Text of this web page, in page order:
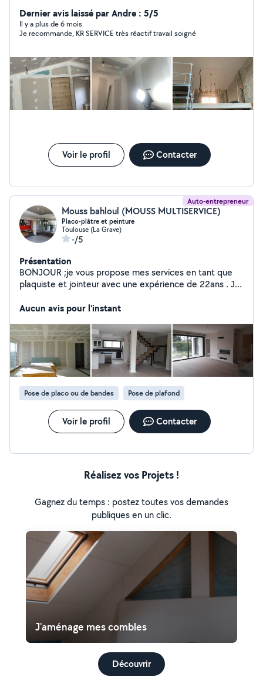
société d entretien et rénovation des maisons et des
appartements. n hésitez pas à me contacter à votre
service Vous pouvez me contacter O661629516
Dernier avis laissé par Andre : 5/5
Il y a plus de 6 mois
Je recommande, KR SERVICE très réactif travail soigné
Voir le profil Contacter
Auto-entrepreneur
Mouss bahloul (MOUSS MULTISERVICE)
Placo-plâtre et peinture
Toulouse (La Grave)
-/5
Présentation
BONJOUR ;je vous propose mes services en tant que
plaquiste et jointeur avec une expérience de 22ans . Je
- doublage des murs - tout type d'isolation phonique &
plafond -enduit joint sur plaque de platre -création niche
déco et moderne - pose de menuiserie intérieur &
extérieur( bloc porte , galandage,porte,fenetre,porte
de garage ) etc . Travail sérieux et soignée Pour plus de
renseignements n'hésitez pas à me contacter .devis
gratuit ON FAIT AUSSI LA PEINTURE ; préparation
ponçage plus une couche sous-couches et deux
couches peinture finition.
Aucun avis pour l'instant
Pose de placo ou de bandes Pose de plafond
Voir le profil Contacter
Réalisez vos Projets !
Gagnez du temps : postez toutes vos demandes
publiques en un clic.
J'aménage mes combles
Découvrir